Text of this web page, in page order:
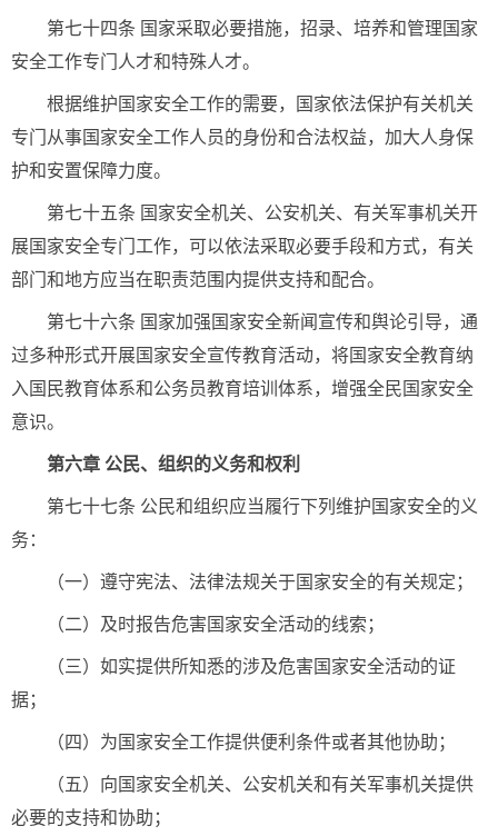
第七十四条 国家采取必要措施，招录、培养和管理国家
安全工作专门人才和特殊人才。
根据维护国家安全工作的需要，国家依法保护有关机关
专门从事国家安全工作人员的身份和合法权益，加大人身保
护和安置保障力度。
第七十五条 国家安全机关、公安机关、有关军事机关开
展国家安全专门工作，可以依法采取必要手段和方式，有关
部门和地方应当在职责范围内提供支持和配合。
第七十六条 国家加强国家安全新闻宣传和舆论引导，通
过多种形式开展国家安全宣传教育活动，将国家安全教育纳
入国民教育体系和公务员教育培训体系，增强全民国家安全
意识。
第六章 公民、组织的义务和权利
第七十七条 公民和组织应当履行下列维护国家安全的义
务：
（一）遵守宪法、法律法规关于国家安全的有关规定；
（二）及时报告危害国家安全活动的线索；
（三）如实提供所知悉的涉及危害国家安全活动的证
据；
（四）为国家安全工作提供便利条件或者其他协助；
（五）向国家安全机关、公安机关和有关军事机关提供
必要的支持和协助；